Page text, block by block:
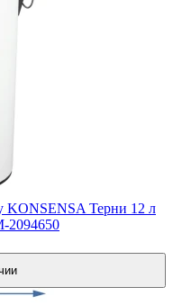
KONSENSA Терни 12 л
2094650